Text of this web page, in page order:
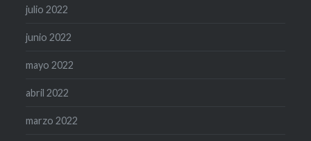
julio 2022
junio 2022
mayo 2022
abril 2022
marzo 2022